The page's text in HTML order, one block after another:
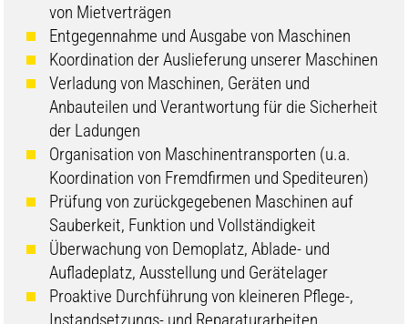
von Mietverträgen
Entgegennahme und Ausgabe von Maschinen
Koordination der Auslieferung unserer Maschinen
Verladung von Maschinen, Geräten und
Anbauteilen und Verantwortung für die Sicherheit
der Ladungen
Organisation von Maschinentransporten (u.a.
Koordination von Fremdfirmen und Spediteuren)
Prüfung von zurückgegebenen Maschinen auf
Sauberkeit, Funktion und Vollständigkeit
Überwachung von Demoplatz, Ablade- und
Aufladeplatz, Ausstellung und Gerätelager
Proaktive Durchführung von kleineren Pflege-,